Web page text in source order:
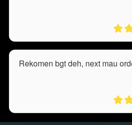
Rekomen bgt deh, next mau